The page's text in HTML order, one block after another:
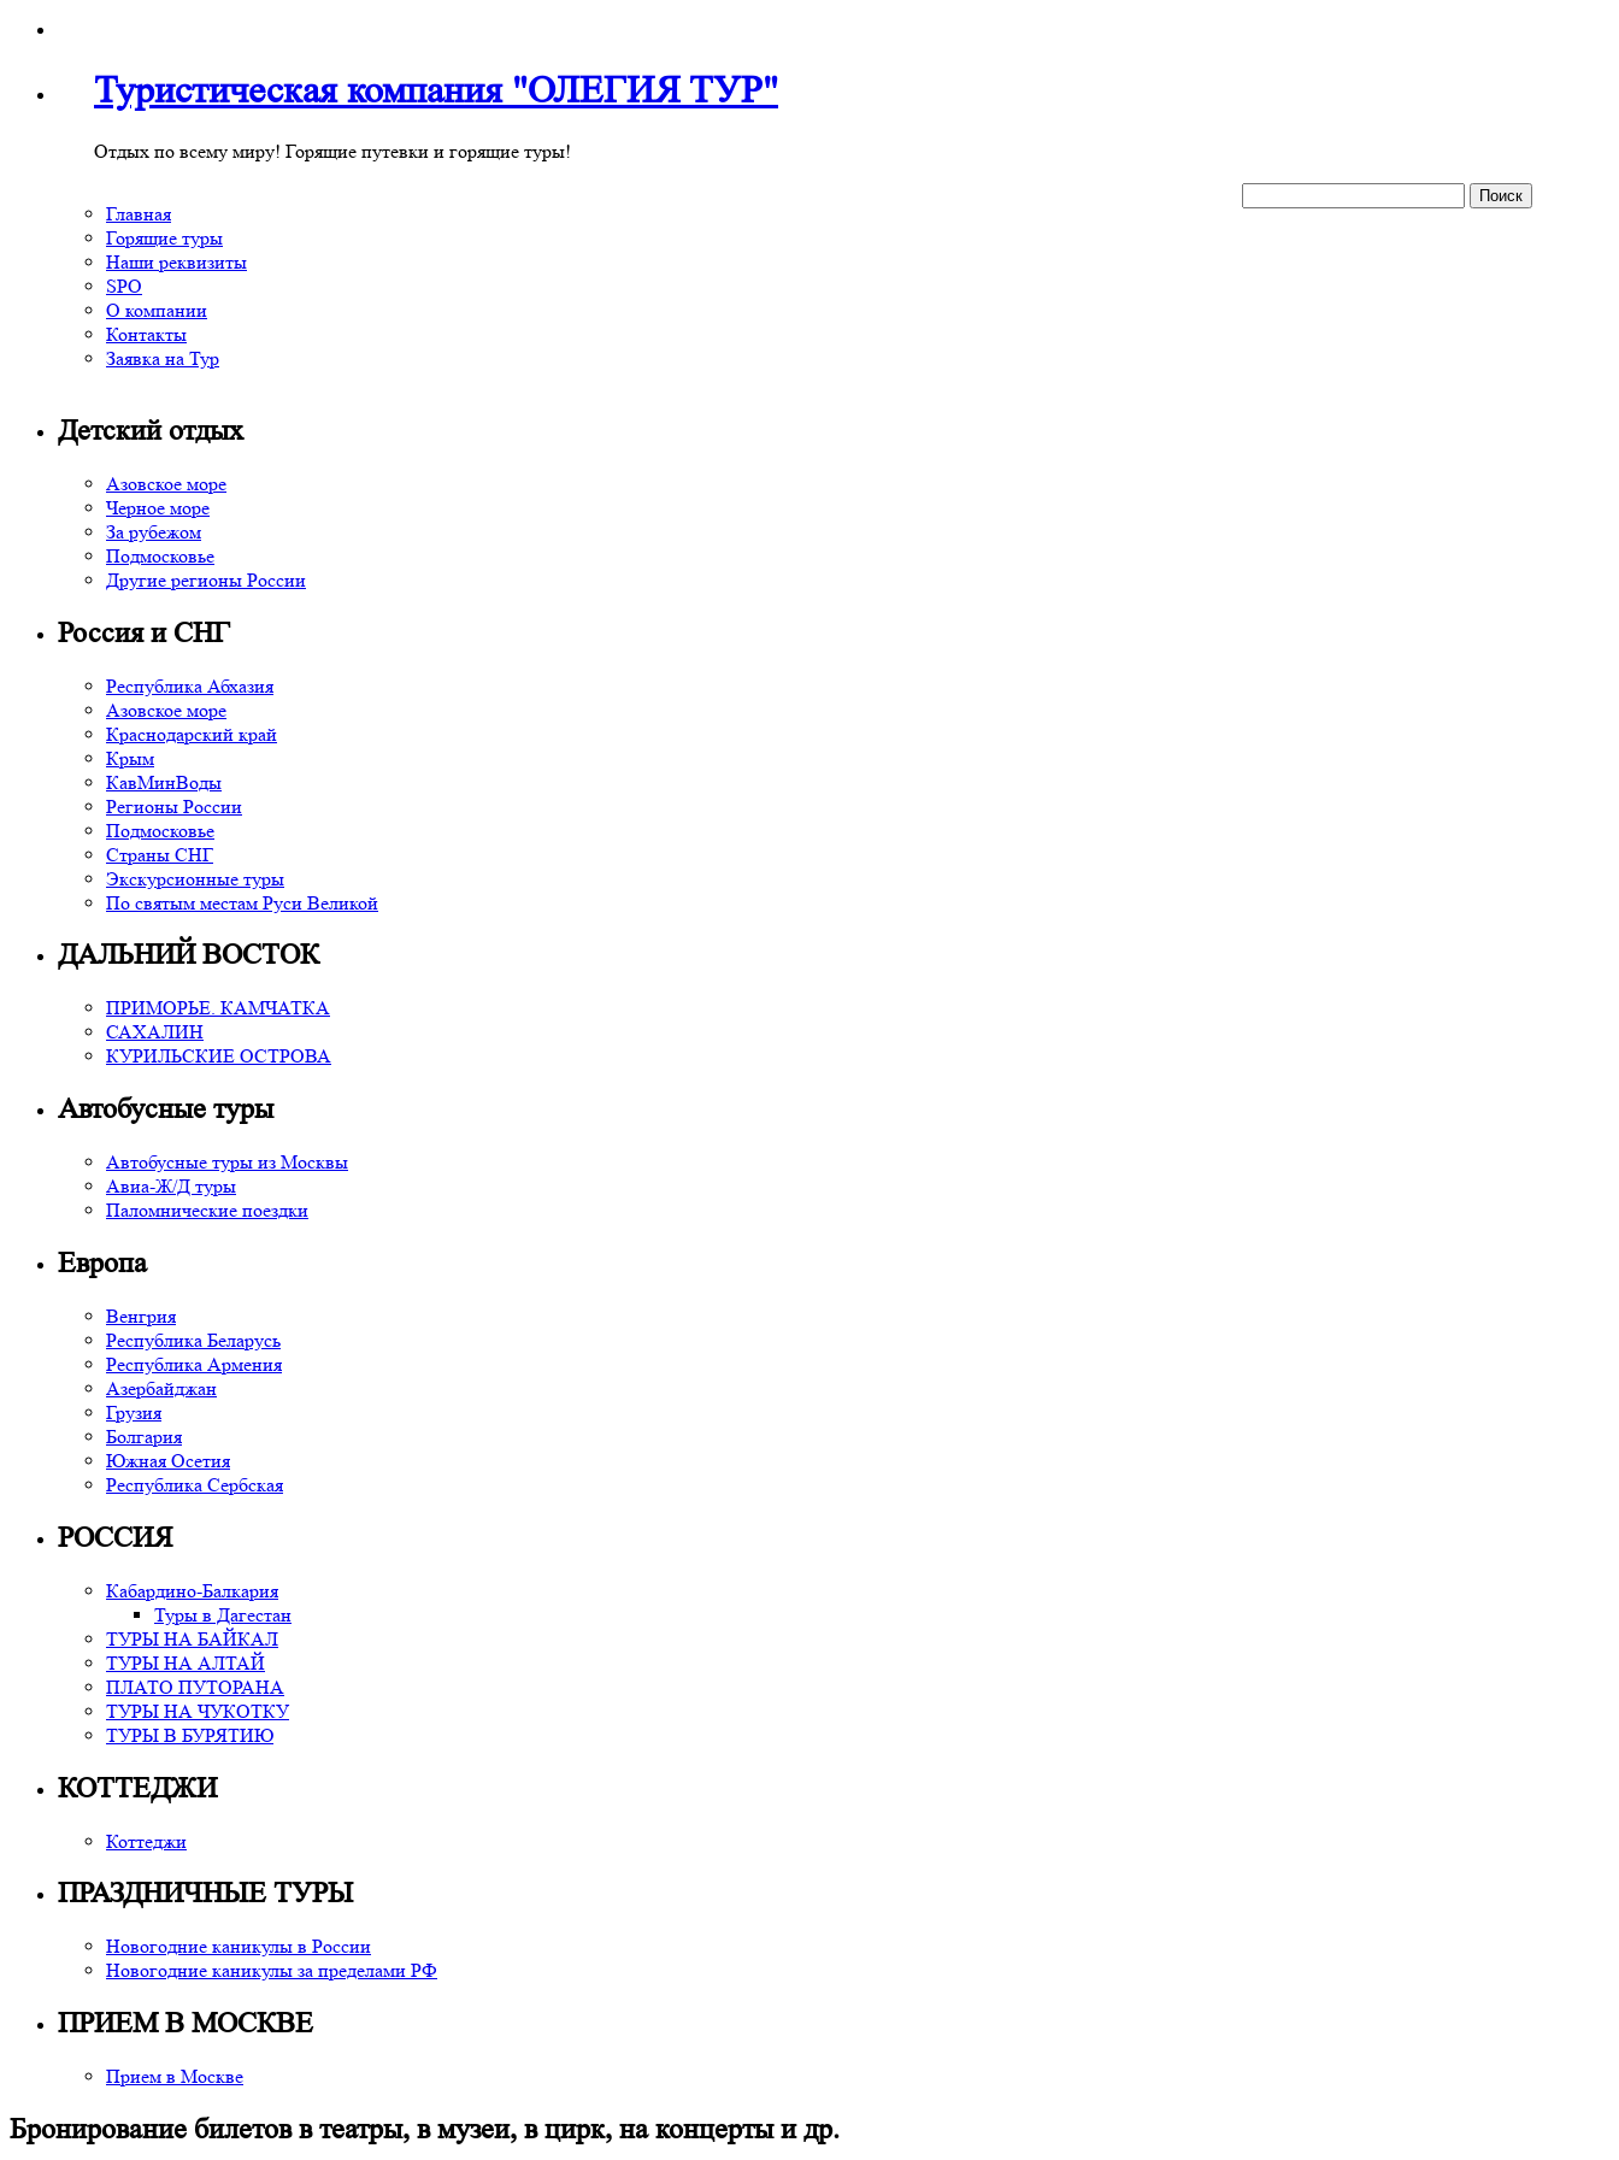
Туристическая компания "ОЛЕГИЯ ТУР"
Отдых по всему миру! Горящие путевки и горящие туры!
Главная
Горящие туры
Наши реквизиты
SPO
О компании
Контакты
Заявка на Тур
Детский отдых
Азовское море
Черное море
За рубежом
Подмосковье
Другие регионы России
Россия и СНГ
Республика Абхазия
Азовское море
Краснодарский край
Крым
КавМинВоды
Регионы России
Подмосковье
Страны СНГ
Экскурсионные туры
По святым местам Руси Великой
ДАЛЬНИЙ ВОСТОК
ПРИМОРЬЕ. КАМЧАТКА
САХАЛИН
КУРИЛЬСКИЕ ОСТРОВА
Автобусные туры
Автобусные туры из Москвы
Авиа-Ж/Д туры
Паломнические поездки
Европа
Венгрия
Республика Беларусь
Республика Армения
Азербайджан
Грузия
Болгария
Южная Осетия
Республика Сербская
РОССИЯ
Кабардино-Балкария
Туры в Дагестан
ТУРЫ НА БАЙКАЛ
ТУРЫ НА АЛТАЙ
ПЛАТО ПУТОРАНА
ТУРЫ НА ЧУКОТКУ
ТУРЫ В БУРЯТИЮ
КОТТЕДЖИ
Коттеджи
ПРАЗДНИЧНЫЕ ТУРЫ
Новогодние каникулы в России
Новогодние каникулы за пределами РФ
ПРИЕМ В МОСКВЕ
Прием в Москве
Бронирование билетов в театры, в музеи, в цирк, на концерты и др.